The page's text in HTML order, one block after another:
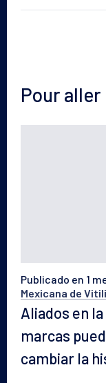
Pour
Publicado en 1
Mexicana de
Aliados en
marcas
cambiar la